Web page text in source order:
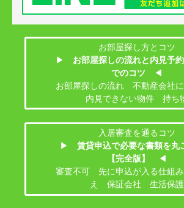
お部屋探し方とコツ
▶
お部屋探しの流れと内見予約
でのコツ
◀
お部屋探しの流れ 不動産会社
内見できない物件 持ち
入居審査を通るコツ
▶
賃貸申込で必要な書類を丸
【完全版】
◀
審査不可 先に申込が入る仕組
え 保証会社 生活保護